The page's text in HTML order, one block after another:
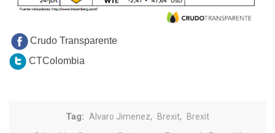
Crudo Transparente
CTColombia
Tag: Alvaro Jimenez, Brexit,
Brexit